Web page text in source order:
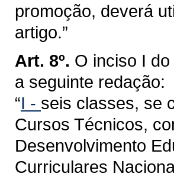
promoção, deverá
artigo.”
Art. 8º. O inciso I
a seguinte redação:
“I - seis classes, se
Cursos Técnicos,
Desenvolvimento
Curriculares